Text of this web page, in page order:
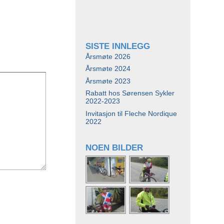
SISTE INNLEGG
Årsmøte 2026
Årsmøte 2024
Årsmøte 2023
Rabatt hos Sørensen Sykler
2022-2023
Invitasjon til Fleche Nordique
2022
NOEN BILDER